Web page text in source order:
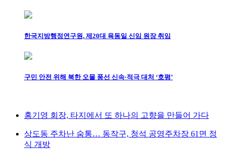
한국지방행정연구원, 제20대 육동일 신임 원장 취임
구민 안전 위해 북한 오물 풍선 신속·적극 대처 ‘호평’
홍기영 회장, 타지에서 또 하나의 고향을 만들어 가다
상도동 주차난 숨통… 동작구, 청석 공영주차장 61면 정
식 개방